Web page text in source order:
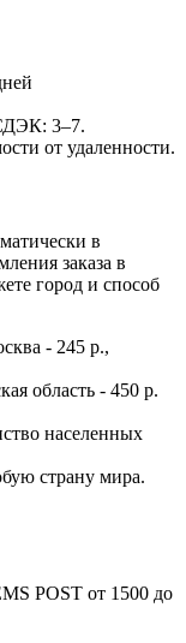
3–7.
от удаленности.
в
заказа в
город и способ
- 245 р.,
область - 450 р.
населенных
страну мира.
POST от 1500 до